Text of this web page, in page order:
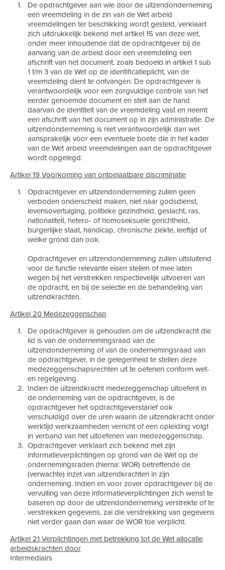
De opdrachtgever aan wie door de uitzendonderneming
een vreemdeling in de zin van de Wet arbeid
vreemdelingen ter beschikking wordt gesteld, verklaart
zich uitdrukkelijk bekend met artikel 15 van deze wet,
onder meer inhoudende dat de opdrachtgever bij de
aanvang van de arbeid door een vreemdeling een
afschrift van het document, zoals bedoeld in artikel 1 sub
1 t/m 3 van de Wet op de identificatieplicht, van de
vreemdeling dient te ontvangen. De opdrachtgever is
verantwoordelijk voor een zorgvuldige controle van het
eerder genoemde document en stelt aan de hand
daarvan de identiteit van de vreemdeling vast en neemt
een afschrift van het document op in zijn administratie. De
uitzendonderneming is niet verantwoordelijk dan wel
aansprakelijk voor een eventuele boete die in het kader
van de Wet arbeid vreemdelingen aan de opdrachtgever
wordt opgelegd.
Artikel 19 Voorkoming van ontoelaatbare discriminatie
Opdrachtgever en uitzendonderneming zullen geen
verboden onderscheid maken, niet naar godsdienst,
levensovertuiging, politieke gezindheid, geslacht, ras,
nationaliteit, hetero- of homoseksuele gerichtheid,
burgerlijke staat, handicap, chronische ziekte, leeftijd of
welke grond dan ook.
Opdrachtgever en uitzendonderneming zullen uitsluitend
voor de functie relevante eisen stellen of mee laten
wegen bij het verstrekken respectievelijk uitvoeren van
de opdracht, en bij de selectie en de behandeling van
uitzendkrachten.
Artikel 20 Medezeggenschap
De opdrachtgever is gehouden om de uitzendkracht die
lid is van de ondernemingsraad van de
uitzendonderneming of van de ondernemingsraad van
de opdrachtgever, in de gelegenheid te stellen deze
medezeggenschapsrechten uit te oefenen conform wet-
en regelgeving.
Indien de uitzendkracht medezeggenschap uitoefent in
de onderneming van de opdrachtgever, is de
opdrachtgever het opdrachtgeverstarief ook
verschuldigd over de uren waarin de uitzendkracht onder
werktijd werkzaamheden verricht of een opleiding volgt
in verband van het uitoefenen van medezeggenschap.
Opdrachtgever verklaart zich bekend met zijn
informatieverplichtingen op grond van de Wet op de
ondernemingsraden (hierna: WOR) betreffende de
(verwachte) inzet van uitzendkrachten in zijn
onderneming. Indien en voor zover opdrachtgever bij de
vervulling van deze informatieverplichtingen zich wenst te
baseren op door de uitzendonderneming verstrekte of te
verstrekken gegevens, zal die verstrekking van gegevens
niet verder gaan dan waar de WOR toe verplicht.
Artikel 21 Verplichtingen met betrekking tot de Wet allocatie
arbeidskrachten door
Intermediairs